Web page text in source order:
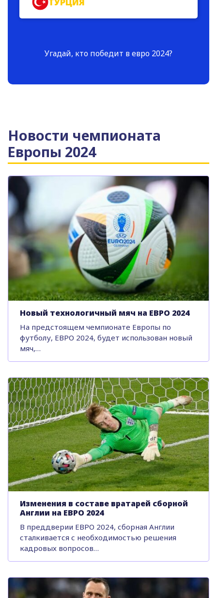
Новости чемпионата
Европы 2024
Новый технологичный мяч на ЕВРО 2024
На предстоящем чемпионате Европы по
футболу, ЕВРО 2024, будет использован новый
мяч,…
Изменения в составе вратарей сборной
Англии на ЕВРО 2024
В преддверии ЕВРО 2024, сборная Англии
сталкивается с необходимостью решения
кадровых вопросов…
Угадай, кто победит в евро 2024?